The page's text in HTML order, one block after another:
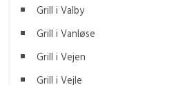
Grill i Valby
Grill i Vanløse
Grill i Vejen
Grill i Vejle